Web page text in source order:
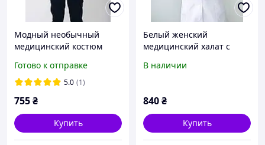
Модный необычный
медицинский костюм
пуговицах, р.44-60.
Готово к отправке
5.0 (1)
755₴
Купить
Белый женский
медицинский халат с
воротника на завязках
В наличии
840₴
Купить